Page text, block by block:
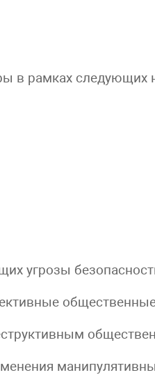
в рамках следующих
угрозы